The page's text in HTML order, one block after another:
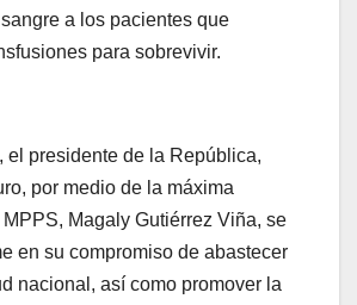
a los pacientes que
para sobrevivir.
el presidente de la República,
por medio de la máxima
Magaly Gutiérrez Viña, se
en su compromiso de abastecer
nacional, así como promover la